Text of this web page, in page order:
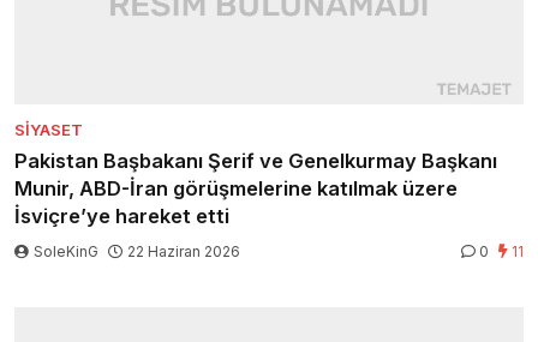
SIYASET
Pakistan Başbakanı Şerif ve Genelkurmay Başkanı
Munir, ABD-İran görüşmelerine katılmak üzere
İsviçre’ye hareket etti
SoleKinG 22 Haziran 2026 0 11